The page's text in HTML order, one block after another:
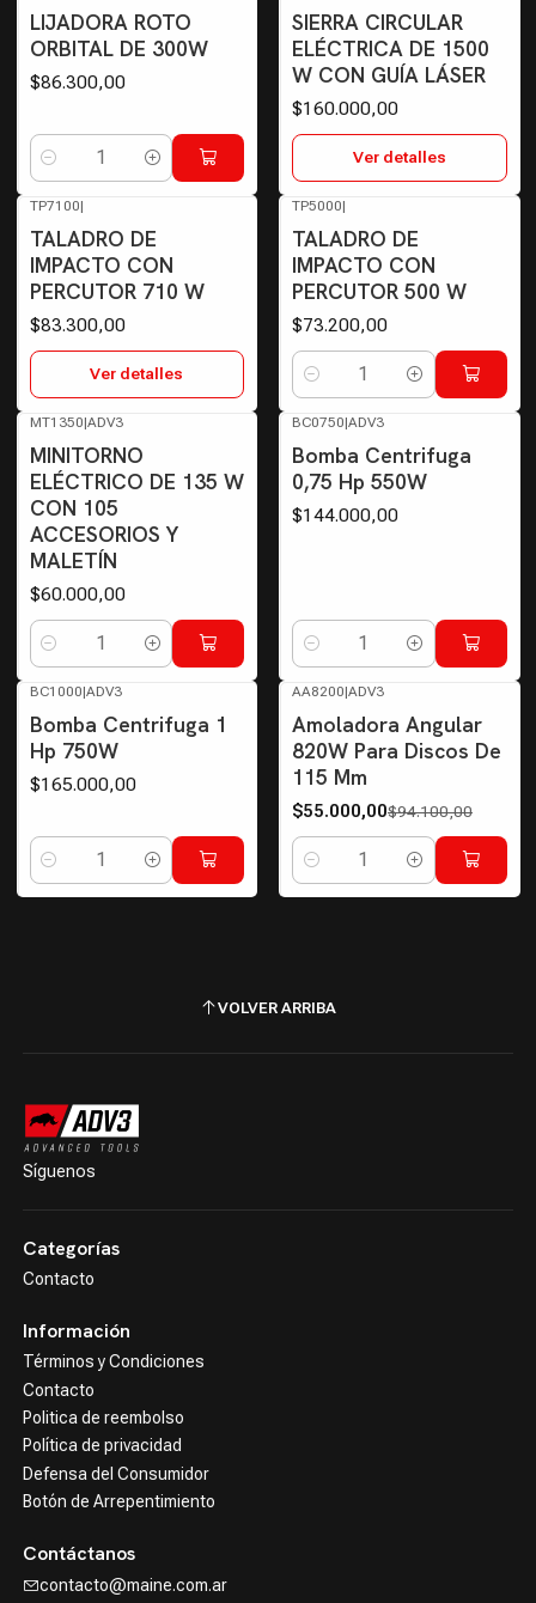
LIJADORA ROTO
ORBITAL DE 300W
$86.300,00
Cantidad
SIERRA CIRCULAR
ELÉCTRICA DE 1500
W CON GUÍA LÁSER
$160.000,00
Ver detalles
TP7100|
TALADRO DE
IMPACTO CON
PERCUTOR 710 W
$83.300,00
Ver detalles
TP5000|
TALADRO DE
IMPACTO CON
PERCUTOR 500 W
$73.200,00
Cantidad
MT1350|ADV3
MINITORNO
ELÉCTRICO DE 135 W
CON 105
ACCESORIOS Y
MALETÍN
$60.000,00
Cantidad
BC0750|ADV3
Bomba Centrifuga
0,75 Hp 550W
$144.000,00
Cantidad
BC1000|ADV3
Bomba Centrifuga 1
Hp 750W
$165.000,00
Cantidad
AA8200|ADV3
Amoladora Angular
820W Para Discos De
115 Mm
$55.000,00$94.100,00
Cantidad
VOLVER ARRIBA
Síguenos
Categorías
Contacto
Información
Términos y Condiciones
Contacto
Politica de reembolso
Política de privacidad
Defensa del Consumidor
Botón de Arrepentimiento
Contáctanos
contacto@maine.com.ar